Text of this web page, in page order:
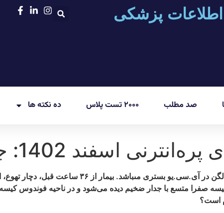
پزشکی
صد مطلب ۲۰۰۰ تست پلاس ده نکته ها
اسفند 1402: جراحی (3)
لگن، كيسه صفرا متسع با جدار ضخيم ديده مى‌‏شود و در ناحيه
است؟